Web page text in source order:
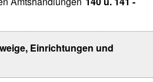
Einrichtungen und